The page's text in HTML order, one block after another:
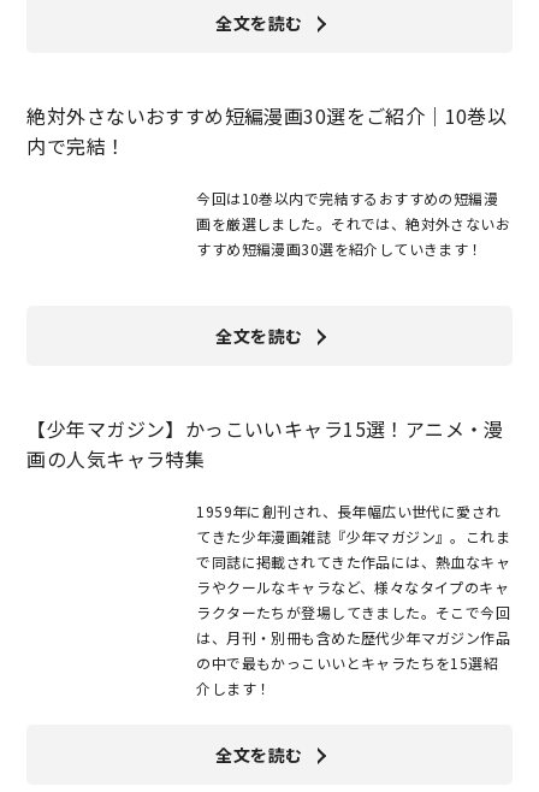
全文を読む
絶対外さないおすすめ短編漫画30選をご紹介｜10巻以
内で完結！
今回は10巻以内で完結するおすすめの短編漫
画を厳選しました。それでは、絶対外さないお
すすめ短編漫画30選を紹介していきます！
全文を読む
【少年マガジン】かっこいいキャラ15選！アニメ・漫
画の人気キャラ特集
1959年に創刊され、長年幅広い世代に愛され
てきた少年漫画雑誌『少年マガジン』。これま
で同誌に掲載されてきた作品には、熱血なキャ
ラやクールなキャラなど、様々なタイプのキャ
ラクターたちが登場してきました。そこで今回
は、月刊・別冊も含めた歴代少年マガジン作品
の中で最もかっこいいとキャラたちを15選紹
介します！
全文を読む